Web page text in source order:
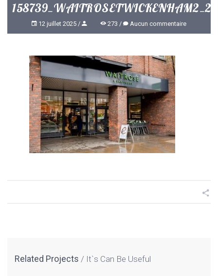
12 juillet 2025 273 Aucun commentaire
Related Projects It`s Can Be Useful